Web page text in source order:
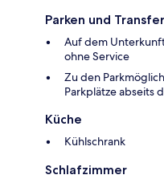
Parken und Transfer
Auf dem
ohne Service
Zu den
Parkplätze abseits
Küche
Kühlschrank
Schlafzimmer